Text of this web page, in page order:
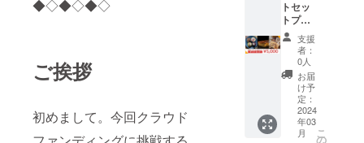
◆◇◆◇◆◇
ご挨拶
初めまして。今回クラウド
欄】に
お名前
を記載
くださ
い。
※テイク
アウト
でもご
利用い
ただけ
ます。
※1回あ
たりの
ご利用
枚数に
制限は
トセッ
トプラ
ン】
LaLa
Primo
系列店
のス
イーツ
をお届
けいた
しま
支援
者：
0人
お届
け予
定：
2024
年03
月
こ
の